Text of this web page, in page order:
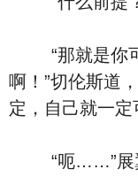
“那就是你可
啊！”切伦斯道
定，自己就一定
“呃……”展翼